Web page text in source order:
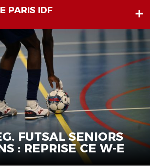
PARIS IDF
FUTSAL SENIORS
: REPRISE CE W-E